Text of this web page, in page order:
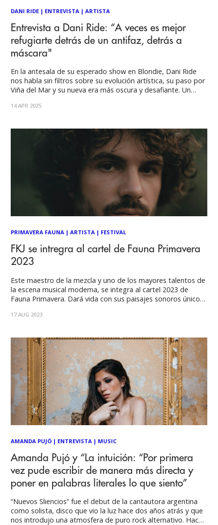
DANI RIDE | ENTREVISTA |ARTISTA
Entrevista a Dani Ride: “A veces es mejor
refugiarte detrás de un antifaz, detrás a
máscara"
En la antesala de su esperado show en Blondie, Dani Ride
nos habla sin filtros sobre su evolución artística, su paso por
Viña del Mar y su nueva era más oscura y desafiante. Un
Por: Savka Martinic Hola,
14 APR 2025
PRIMAVERA FAUNA |ARTISTA | FESTIVAL
FKJ se intregra al cartel de Fauna Primavera
2023
Este maestro de la mezcla y uno de los mayores talentos de
la escena musical moderna, se integra al cartel 2023 de
Fauna Primavera. Dará vida con sus paisajes sonoros únicos
25 de noviembre. FKJ es un artista discográfico con ventas
17 AUG 2023
AMANDA PUJÓ | ENTREVISTA | MUSIC
Amanda Pujó y “La intuición: “Por primera
vez pude escribir de manera más directa y
poner en palabras literales lo que siento”
“Nuevos Sliencios” fue el debut de la cantautora argentina
como solista, disco que vio la luz hace dos años atrás y que
nos introdujo una atmosfera de puro rock alternativo. Hace